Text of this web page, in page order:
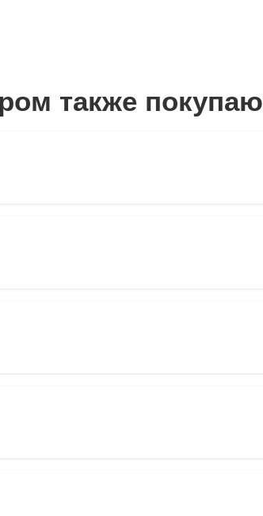
также